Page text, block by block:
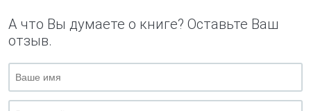
А что Вы думаете о книге? Оставьте Ваш
отзыв.